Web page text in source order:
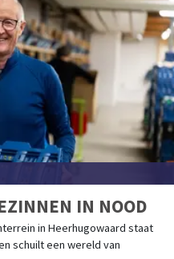
IN NOOD
in Heerhugowaard staat
schuilt een wereld van